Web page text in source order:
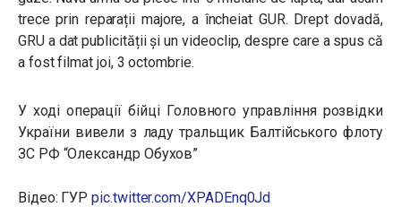
trece prin reparații majore, a încheiat GUR. Drept dovadă,
GRU a dat publicității și un videoclip, despre care a spus că
a fost filmat joi, 3 octombrie.
У ході операції бійці Головного управління розвідки
України вивели з ладу тральщик Балтійського флоту
ЗС РФ “Олександр Обухов”
Відео: ГУРpic.twitter.com/XPADEnq0Jd